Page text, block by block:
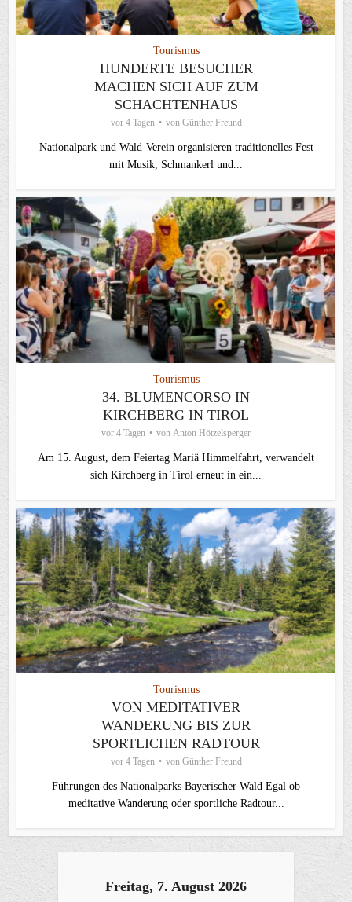
Tourismus
HUNDERTE BESUCHER
MACHEN SICH AUF ZUM
SCHACHTENHAUS
vor 4 Tagen von Günther Freund
Nationalpark und Wald-Verein organisieren traditionelles Fest
mit Musik, Schmankerl und...
Tourismus
34. BLUMENCORSO IN
KIRCHBERG IN TIROL
vor 4 Tagen von Anton Hötzelsperger
Am 15. August, dem Feiertag Mariä Himmelfahrt, verwandelt
sich Kirchberg in Tirol erneut in ein...
Tourismus
VON MEDITATIVER
WANDERUNG BIS ZUR
SPORTLICHEN RADTOUR
vor 4 Tagen von Günther Freund
Führungen des Nationalparks Bayerischer Wald Egal ob
meditative Wanderung oder sportliche Radtour...
Freitag, 7. August 2026